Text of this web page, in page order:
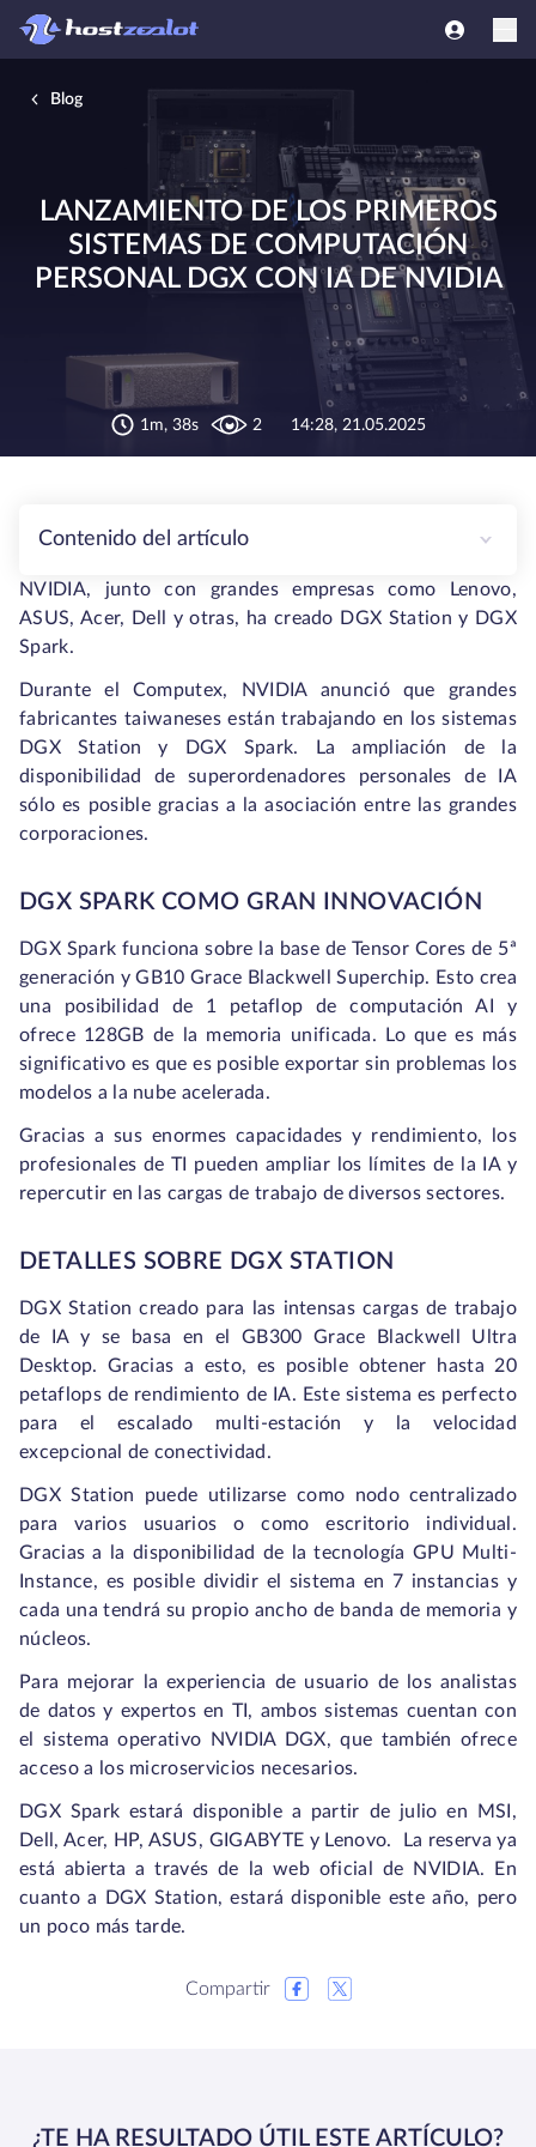
Blog
LANZAMIENTO DE LOS PRIMEROS
SISTEMAS DE COMPUTACIÓN
PERSONAL DGX CON IA DE NVIDIA
1m, 38s 2 14:28, 21.05.2025
Contenido del artículo
NVIDIA, junto con grandes empresas como Lenovo,
ASUS, Acer, Dell y otras, ha creado DGX Station y DGX
Spark.
Durante el Computex, NVIDIA anunció que grandes
fabricantes taiwaneses están trabajando en los sistemas
DGX Station y DGX Spark. La ampliación de la
disponibilidad de superordenadores personales de IA
sólo es posible gracias a la asociación entre las grandes
corporaciones.
DGX SPARK COMO GRAN INNOVACIÓN
DGX Spark funciona sobre la base de Tensor Cores de 5ª
generación y GB10 Grace Blackwell Superchip. Esto crea
una posibilidad de 1 petaflop de computación AI y
ofrece 128GB de la memoria unificada. Lo que es más
significativo es que es posible exportar sin problemas los
modelos a la nube acelerada.
Gracias a sus enormes capacidades y rendimiento, los
profesionales de TI pueden ampliar los límites de la IA y
repercutir en las cargas de trabajo de diversos sectores.
DETALLES SOBRE DGX STATION
DGX Station creado para las intensas cargas de trabajo
de IA y se basa en el GB300 Grace Blackwell Ultra
Desktop. Gracias a esto, es posible obtener hasta 20
petaflops de rendimiento de IA. Este sistema es perfecto
para el escalado multi-estación y la velocidad
excepcional de conectividad.
DGX Station puede utilizarse como nodo centralizado
para varios usuarios o como escritorio individual.
Gracias a la disponibilidad de la tecnología GPU Multi-
Instance, es posible dividir el sistema en 7 instancias y
cada una tendrá su propio ancho de banda de memoria y
núcleos.
Para mejorar la experiencia de usuario de los analistas
de datos y expertos en TI, ambos sistemas cuentan con
el sistema operativo NVIDIA DGX, que también ofrece
acceso a los microservicios necesarios.
DGX Spark estará disponible a partir de julio en MSI,
Dell, Acer, HP, ASUS, GIGABYTE y Lenovo. La reserva ya
está abierta a través de la web oficial de NVIDIA. En
cuanto a DGX Station, estará disponible este año, pero
un poco más tarde.
Compartir
¿TE HA RESULTADO ÚTIL ESTE ARTÍCULO?